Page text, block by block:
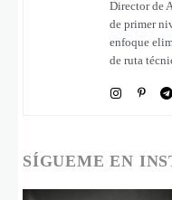
Director de
de primer
enfoque
de ruta
SÍGUEME EN